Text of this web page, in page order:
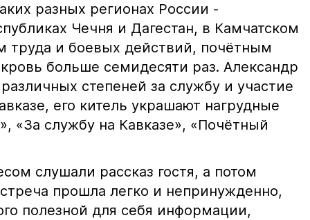
разных регионах России -
Чечня и Дагестан, в Камчатском
труда и боевых действий, почётным
больше семидесяти раз. Александр
степеней за службу и участие
его китель украшают нагрудные
«За службу на Кавказе», «Почётный
слушали рассказ гостя, а потом
прошла легко и непринужденно,
полезной для себя информации,